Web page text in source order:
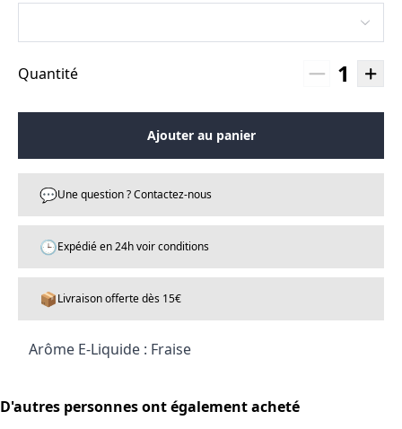
Quantité 1
Ajouter au panier
💬Une question ? Contactez-nous
🕒Expédié en 24h voir conditions
📦Livraison offerte dès 15€
Arôme E-Liquide : Fraise
D'autres personnes ont également acheté